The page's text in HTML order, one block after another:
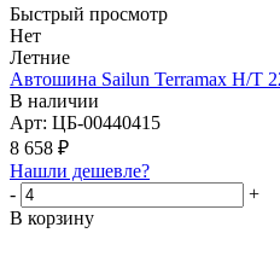
Быстрый просмотр
Нет
Летние
Автошина Sailun Terramax H/T
В наличии
Арт: ЦБ-00440415
8 658 ₽
Нашли дешевле?
-
+
В корзину